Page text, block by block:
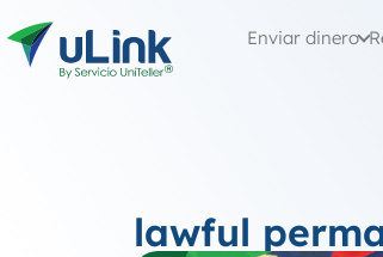
Enviar dinero
lawful